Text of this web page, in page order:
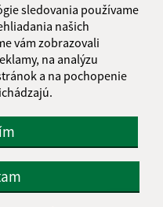
sledovania používame
našich
vám zobrazovali
na analýzu
a na pochopenie
Topľou
160